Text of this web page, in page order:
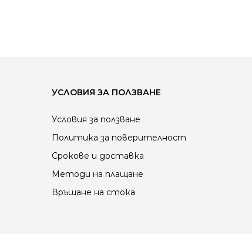
УСЛОВИЯ ЗА ПОЛЗВАНЕ
Условия за ползване
Политика за поверителност
Срокове и доставка
Методи на плащане
Връщане на стока